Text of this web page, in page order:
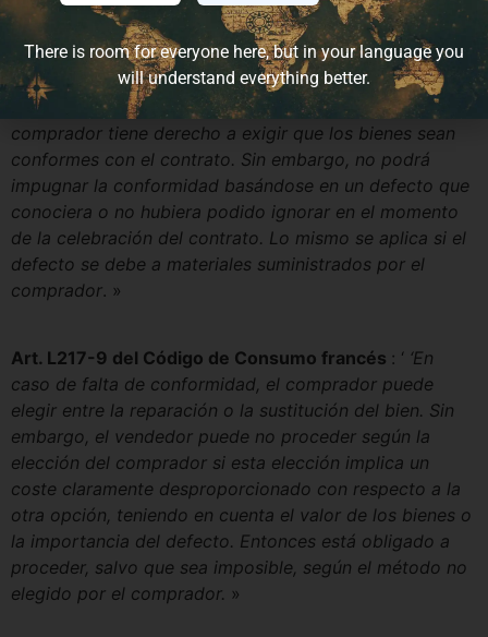
compatible con la naturaleza de los bienes o la falta de
conformidad alegada
Art. L217-8 del Código de Consumo francés : ‘‘El
comprador tiene derecho a exigir que los bienes sean
conformes con el contrato. Sin embargo, no podrá
impugnar la conformidad basándose en un defecto que
conociera o no hubiera podido ignorar en el momento
de la celebración del contrato. Lo mismo se aplica si el
defecto se debe a materiales suministrados por el
comprador. »
Art. L217-9 del Código de Consumo francés : ‘ ‘En
caso de falta de conformidad, el comprador puede
elegir entre la reparación o la sustitución del bien. Sin
embargo, el vendedor puede no proceder según la
elección del comprador si esta elección implica un
coste claramente desproporcionado con respecto a la
otra opción, teniendo en cuenta el valor de los bienes o
la importancia del defecto. Entonces está obligado a
proceder, salvo que sea imposible, según el método no
elegido por el comprador. »
There is room for everyone here, but in your language you
will understand everything better.